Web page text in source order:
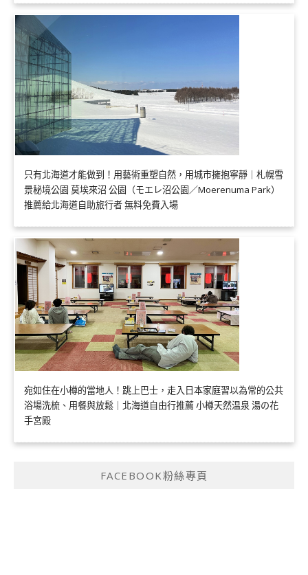
只有北海道才能做到！用藝術重塑自然，用城市擁抱寧靜｜札幌雪
景秘境公園 莫埃來沼 公園（モエレ沼公園／Moerenuma Park）
推薦給北海道自助旅行者 無料免費入場
宛如住在小樽的當地人！跳上巴士，走入日本家庭習以為常的公共
浴場洗梳、用餐與放鬆｜北海道自由行推薦 小樽天然温泉 湯の花
手宮殿
FACEBOOK粉絲專頁